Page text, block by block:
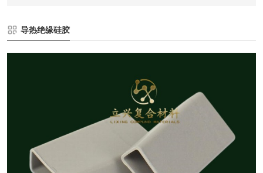
导热绝缘硅胶